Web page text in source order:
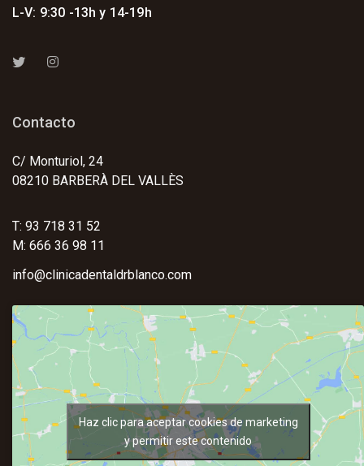
L-V: 9:30 -13h y 14-19h
Contacto
C/ Monturiol, 24
08210 BARBERÀ DEL VALLÈS
T: 93 718 31 52
M: 666 36 98 11
info@clinicadentaldrblanco.com
Haz clic para aceptar cookies de marketing
y permitir este contenido